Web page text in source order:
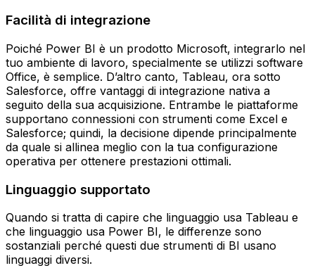
Facilità di integrazione
Poiché Power BI è un prodotto Microsoft, integrarlo nel
tuo ambiente di lavoro, specialmente se utilizzi software
Office, è semplice. D’altro canto, Tableau, ora sotto
Salesforce, offre vantaggi di integrazione nativa a
seguito della sua acquisizione. Entrambe le piattaforme
supportano connessioni con strumenti come Excel e
Salesforce; quindi, la decisione dipende principalmente
da quale si allinea meglio con la tua configurazione
operativa per ottenere prestazioni ottimali.
Linguaggio supportato
Quando si tratta di capire che linguaggio usa Tableau e
che linguaggio usa Power BI, le differenze sono
sostanziali perché questi due strumenti di BI usano
linguaggi diversi.